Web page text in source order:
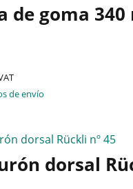
de goma 340
de envío
dorsal